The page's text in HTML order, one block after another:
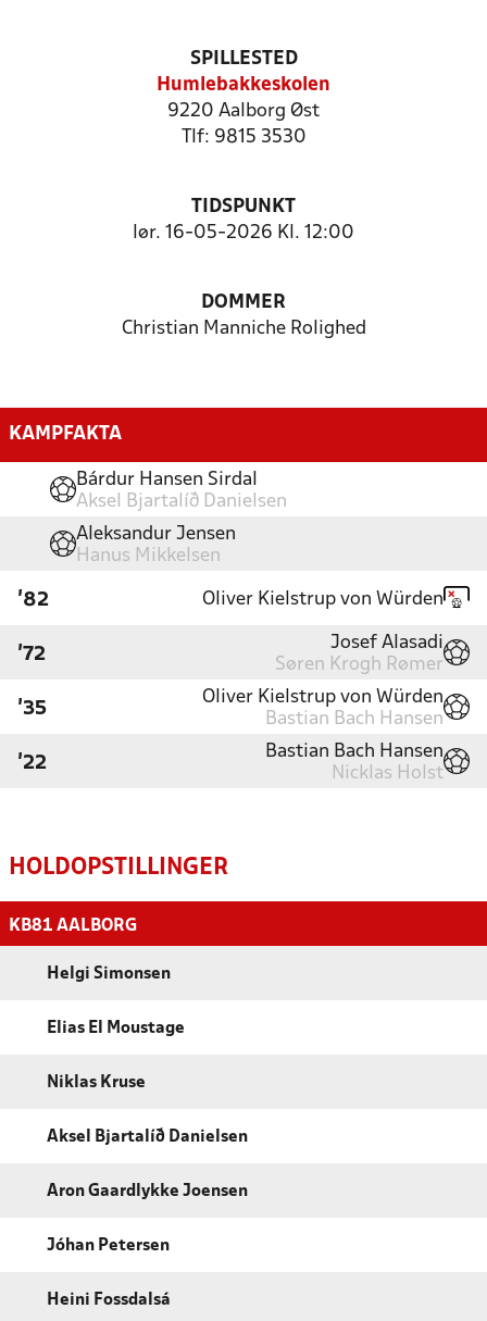
SPILLESTED
Humlebakkeskolen
9220 Aalborg Øst
Tlf: 9815 3530
TIDSPUNKT
lør. 16-05-2026 Kl. 12:00
DOMMER
Christian Manniche Rolighed
KAMPFAKTA
Bárdur Hansen Sirdal
Aksel Bjartalíð Danielsen
Aleksandur Jensen
Hanus Mikkelsen
'82 Oliver Kielstrup von Würden
'72
Josef Alasadi
Søren Krogh Rømer
'35
Oliver Kielstrup von Würden
Bastian Bach Hansen
'22
Bastian Bach Hansen
Nicklas Holst
HOLDOPSTILLINGER
KB81 AALBORG
Helgi Simonsen
Elias El Moustage
Niklas Kruse
Aksel Bjartalíð Danielsen
Aron Gaardlykke Joensen
Jóhan Petersen
Heini Fossdalsá